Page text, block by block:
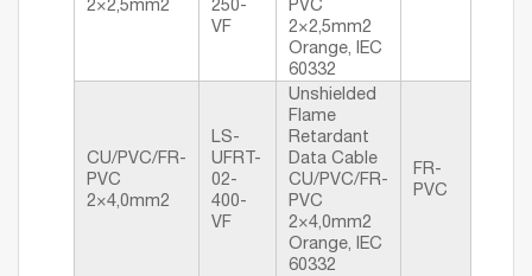
VF
2×2,5mm2
Orange, IEC
60332
CU/PVC/FR-
PVC
2×4,0mm2
LS-
UFRT-
02-
400-
VF
Unshielded
Flame
Retardant
Data Cable
CU/PVC/FR-
PVC
2×4,0mm2
Orange, IEC
60332
FR-
PVC